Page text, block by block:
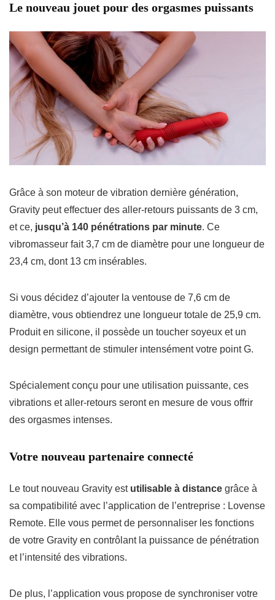
Le nouveau jouet pour des orgasmes puissants
Grâce à son moteur de vibration dernière génération,
Gravity peut effectuer des aller-retours puissants de 3 cm,
et ce, jusqu’à 140 pénétrations par minute. Ce
vibromasseur fait 3,7 cm de diamètre pour une longueur de
23,4 cm, dont 13 cm insérables.
Si vous décidez d’ajouter la ventouse de 7,6 cm de
diamètre, vous obtiendrez une longueur totale de 25,9 cm.
Produit en silicone, il possède un toucher soyeux et un
design permettant de stimuler intensément votre point G.
Spécialement conçu pour une utilisation puissante, ces
vibrations et aller-retours seront en mesure de vous offrir
des orgasmes intenses.
Votre nouveau partenaire connecté
Le tout nouveau Gravity est utilisable à distance grâce à
sa compatibilité avec l’application de l’entreprise : Lovense
Remote. Elle vous permet de personnaliser les fonctions
de votre Gravity en contrôlant la puissance de pénétration
et l’intensité des vibrations.
De plus, l’application vous propose de synchroniser votre